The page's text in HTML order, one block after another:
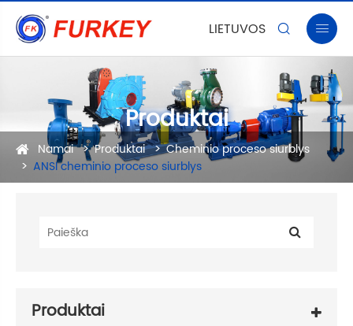
LIETUVOS  
Produktai
Namai Produktai
Cheminio proceso siurblys
ANSI cheminio proceso siurblys
Produktai